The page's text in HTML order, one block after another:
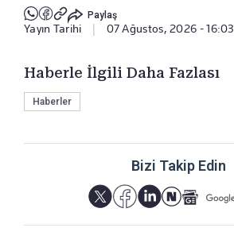
Paylaş
Yayın Tarihi 07 Ağustos, 2026 - 16:03
Haberle İlgili Daha Fazlası
Haberler
Bizi Takip Edin